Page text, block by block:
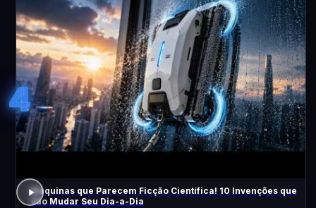
4
Máquinas que Parecem Ficção Científica! 10 Invenções que
Vão Mudar Seu Dia-a-Dia